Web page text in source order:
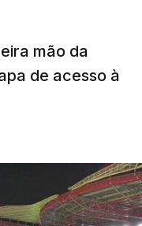
mão da
de acesso à